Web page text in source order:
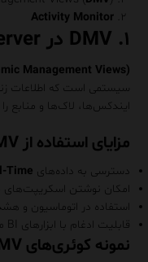
Activity Monitor
۱. DMV در SQL Server چیست؟
Management Views)
سیستمی است که اطلاعات
ایندکس‌ها، لاک‌ها و منابع
مزایای استفاده از DMV
دسترسی به داده‌های Time
امکان نوشتن اسکریپت‌های
استفاده در اتوماسیون و
قابلیت ادغام با ابزارهای BI مثل
نمونه کوئری‌های DMV